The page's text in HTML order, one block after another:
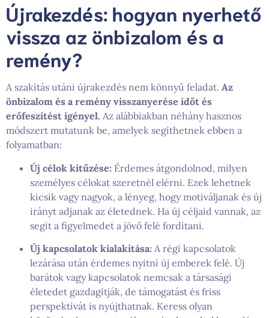
Újrakezdés: hogyan nyerhető
vissza az önbizalom és a
remény?
A szakítás utáni újrakezdés nem könnyű feladat. Az
önbizalom és a remény visszanyerése időt és
erőfeszítést igényel. Az alábbiakban néhány hasznos
módszert mutatunk be, amelyek segíthetnek ebben a
folyamatban:
Új célok kitűzése: Érdemes átgondolnod, milyen
személyes célokat szeretnél elérni. Ezek lehetnek
kicsik vagy nagyok, a lényeg, hogy motiváljanak és új
irányt adjanak az életednek. Ha új céljaid vannak, az
segít a figyelmedet a jövő felé fordítani.
Új kapcsolatok kialakítása: A régi kapcsolatok
lezárása után érdemes nyitni új emberek felé. Új
barátok vagy kapcsolatok nemcsak a társasági
életedet gazdagítják, de támogatást és friss
perspektívát is nyújthatnak. Keress olyan